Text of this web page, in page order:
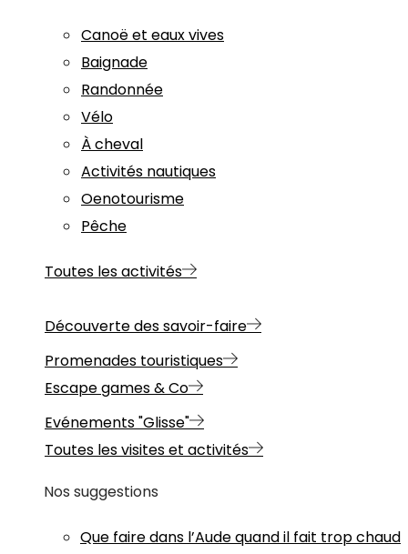
Canoë et eaux vives
Baignade
Randonnée
Vélo
À cheval
Activités nautiques
Oenotourisme
Pêche
Toutes les activités
Découverte des savoir-faire
Promenades touristiques
Escape games & Co
Evénements "Glisse"
Toutes les visites et activités
Nos suggestions
Que faire dans l’Aude quand il fait trop chaud